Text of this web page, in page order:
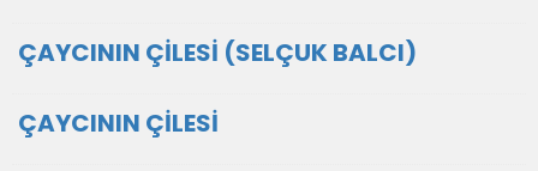
ÇAYCININ ÇİLESİ (SELÇUK BALCI)
ÇAYCININ ÇİLESİ